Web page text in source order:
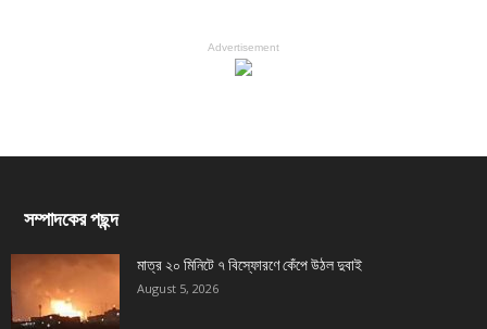
Advertisement
সম্পাদকের পছন্দ
মাত্র ২০ মিনিটে ৭ বিস্ফোরণে কেঁপে উঠল দুবাই
August 5, 2026